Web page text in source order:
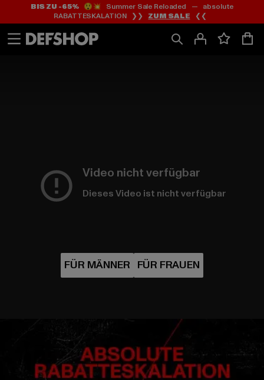
Zum
Inhalt
springen
Zum
Fußzeile
springen
BIS ZU -65%😲💥 Summer Sale Reloaded — absolute
RABATTESKALATION ❯❯ ZUM SALE ❮❮
Video nicht verfügbar
Dieses Video ist nicht verfügbar